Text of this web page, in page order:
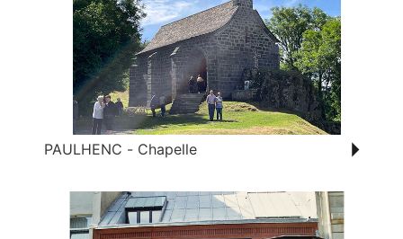
PAULHENC - Chapelle